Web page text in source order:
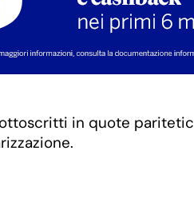
in quote